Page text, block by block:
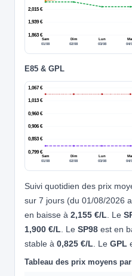
1,863 €
1,939 €
2,015 €
Sam
01/08
Dim
02/08
Lun
03/08
04/
E85 & GPL
0,799 €
0,853 €
0,906 €
0,960 €
1,013 €
1,067 €
Sam
01/08
Dim
02/08
Lun
03/08
04/
Suivi quotidien des prix
sur 7 jours (du 01/08/2026
en baisse à 2,155 €/L. Le
1,900 €/L. Le SP98 est en
stable à 0,825 €/L. Le GPL
Tableau des prix moyens